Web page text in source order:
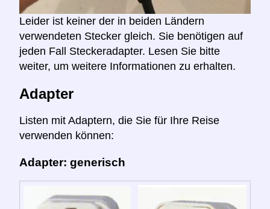
Leider ist keiner der in beiden Ländern
verwendeten Stecker gleich. Sie benötigen auf
jeden Fall Steckeradapter. Lesen Sie bitte
weiter, um weitere Informationen zu erhalten.
Adapter
Listen mit Adaptern, die Sie für Ihre Reise
verwenden können:
Adapter: generisch